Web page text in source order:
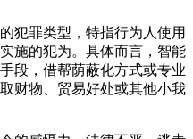
罪类型，特指行为人使用
施的犯为。具体而言，智能
段，借帮荫蔽化方式或专业
财物、贸易好处或其他小我